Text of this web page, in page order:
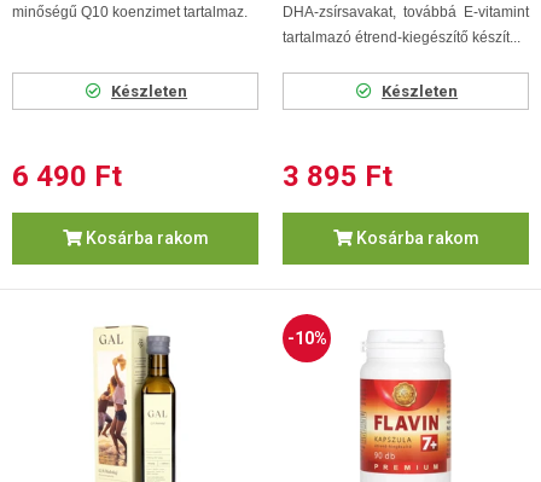
minőségű Q10 koenzimet tartalmaz.
Készleten
6 490 Ft
Kosárba rakom
DHA-zsírsavakat, továbbá E-vitamint
tartalmazó étrend-kiegészítő készít...
Készleten
3 895 Ft
Kosárba rakom
-10%